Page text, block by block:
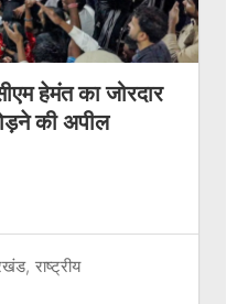
हेमंत का जोरदार
की अपील
, राष्ट्रीय